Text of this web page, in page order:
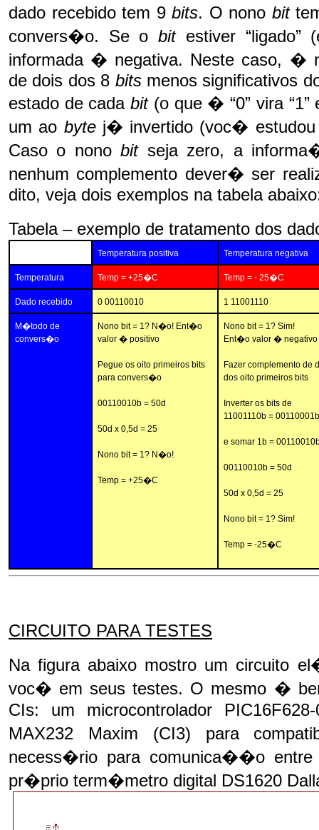
dado recebido tem 9bits. O nono bit
convers�o. Se obitestiver “ligado”
informada � negativa. Neste caso, �
de dois dos 8 bitsmenos significativos
estado de cadabit(o que � “0” vira “1”
um ao bytej� invertido (voc� estudou
Caso o nonobitseja zero, a
nenhum complemento dever� ser
dito, veja dois exemplos na tabela
Tabela – exemplo de tratamento dos
Temperatura positiva Temperatura negativa
Temperatura Temp = +25�C Temp = - 25�C
Dado recebido 0 00110010 1 11001110
M�todo de
convers�o
Nono bit = 1? N�o! Ent�o
valor � positivo
Pegue os oito primeiros bits
para convers�o
00110010b = 50d
50d x 0,5d = 25
Nono bit = 1? N�o!
Temp = +25�C
Nono bit = 1? Sim!
Ent�o valor � negativo
Fazer complemento de
dos oito primeiros bits
Inverter os bits de
11001110b = 00110001b
e somar 1b =
00110010b = 50d
50d x 0,5d = 25
Nono bit = 1? Sim!
Temp = -25�C
CIRCUITO PARA TESTES
Na figura abaixo mostro um circuito
voc� em seus testes. O mesmo �
CIs: um microcontrolador
MAX232 Maxim (CI3) para
necess�rio para comunica��o
pr�prio term�metro digital DS1620